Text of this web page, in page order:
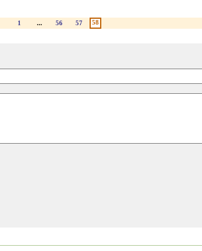
1 ... 56 57 58